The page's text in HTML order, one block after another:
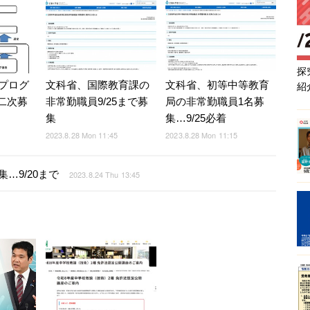
ログ
次募
文科省、国際教育課の
非常勤職員9/25まで募
集
2023.8.28 Mon 11:45
文科省、初等中等教育
局の非常勤職員1名募
集…9/25必着
2023.8.28 Mon 11:15
…9/20まで 2023.8.24 Thu 13:45
探
紹